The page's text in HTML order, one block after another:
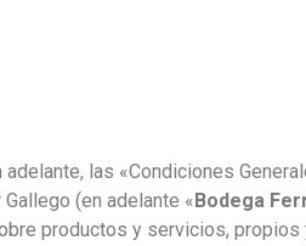
las «Condiciones
(en adelante « Bodega
productos y servicios,